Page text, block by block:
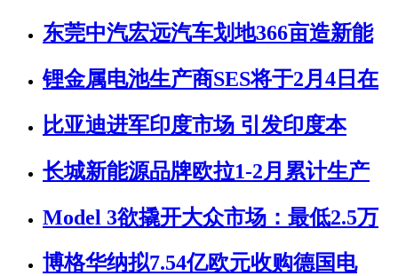
东莞中汽宏远汽车划地366亩造新能
锂金属电池生产商SES将于2月4日在
比亚迪进军印度市场 引发印度本
长城新能源品牌欧拉1-2月累计生产
Model 3欲撬开大众市场：最低2.5万
博格华纳拟7.54亿欧元收购德国电